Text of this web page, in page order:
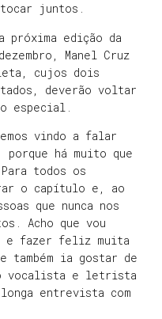
juntos.
próxima edição da
Manel Cruz
cujos dois
deverão voltar
especial.
vindo a falar
há muito que
todos os
o capítulo e, ao
que nunca nos
Acho que vou
e fazer feliz muita
também ia gostar de
vocalista e letrista
entrevista com